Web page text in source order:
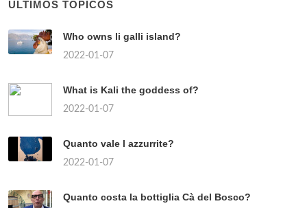
ÚLTIMOS TÓPICOS
Who owns li galli island?
2022-01-07
What is Kali the goddess of?
2022-01-07
Quanto vale l azzurrite?
2022-01-07
Quanto costa la bottiglia Cà del Bosco?